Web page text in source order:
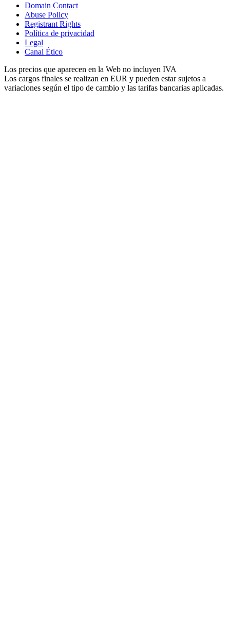
Domain Contact
Abuse Policy
Registrant Rights
Política de privacidad
Legal
Canal Ético
Los precios que aparecen en la Web no incluyen IVA
Los cargos finales se realizan en EUR y pueden estar sujetos a
variaciones según el tipo de cambio y las tarifas bancarias aplicadas.